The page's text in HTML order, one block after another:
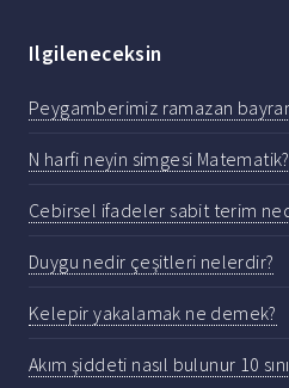
Ilgileneceksin
Peygamberimiz ramazan
N harfi neyin simgesi Matematik?
Cebirsel ifadeler sabit terim
Duygu nedir çeşitleri nelerdir?
Kelepir yakalamak ne demek?
Akım şiddeti nasıl bulunur 10